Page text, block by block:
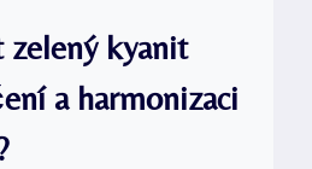
zelený kyanit
a harmonizaci